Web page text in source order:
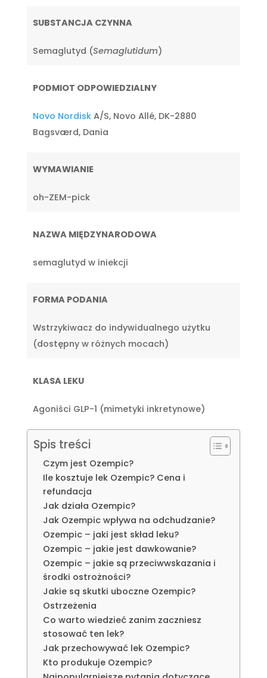
SUBSTANCJA CZYNNA
Semaglutyd (Semaglutidum)
PODMIOT ODPOWIEDZIALNY
Novo NordiskA/S, Novo Allé, DK-2880
Bagsværd, Dania
WYMAWIANIE
oh-ZEM-pick
NAZWA MIĘDZYNARODOWA
semaglutyd w iniekcji
FORMA PODANIA
Wstrzykiwacz do indywidualnego użytku
(dostępny w różnych mocach)
KLASA LEKU
Agoniści GLP-1 (mimetyki inkretynowe)
Spis treści
Czym jest Ozempic?
Ile kosztuje lek Ozempic? Cena i
refundacja
Jak działa Ozempic?
Jak Ozempic wpływa na odchudzanie?
Ozempic – jaki jest skład leku?
Ozempic – jakie jest dawkowanie?
Ozempic – jakie są przeciwwskazania i
środki ostrożności?
Jakie są skutki uboczne Ozempic?
Ostrzeżenia
Co warto wiedzieć zanim zaczniesz
stosować ten lek?
Jak przechowywać lek Ozempic?
Kto produkuje Ozempic?